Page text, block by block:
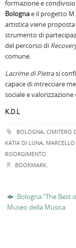
formazione e
Bolognae il progetto
artistica viene
strumento di
del percorso di
comune.
Lacrime di Pietrasi
capace di intrecciare
sociale e
K.D.L
BOLOGNA, CIMITERO
KATIA DI LUNA,
RISORGIMENTO
BOOKMARK.
Bologna:”The Best
Museo della Musica